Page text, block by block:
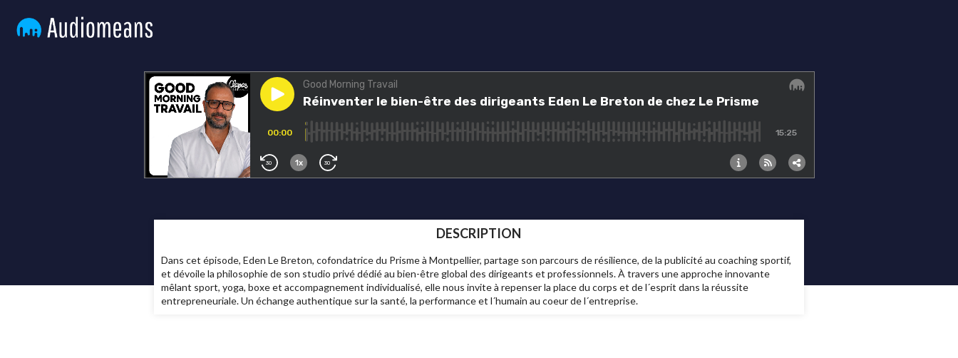
DESCRIPTION
Dans cet épisode, Eden Le Breton, cofondatrice du Prisme à Montpellier, partage son parcours de résilience, de la publicité au coaching sportif,
et dévoile la philosophie de son studio privé dédié au bien-être global des dirigeants et professionnels. À travers une approche innovante
mêlant sport, yoga, boxe et accompagnement individualisé, elle nous invite à repenser la place du corps et de l´esprit dans la réussite
entrepreneuriale. Un échange authentique sur la santé, la performance et l´humain au coeur de l´entreprise.